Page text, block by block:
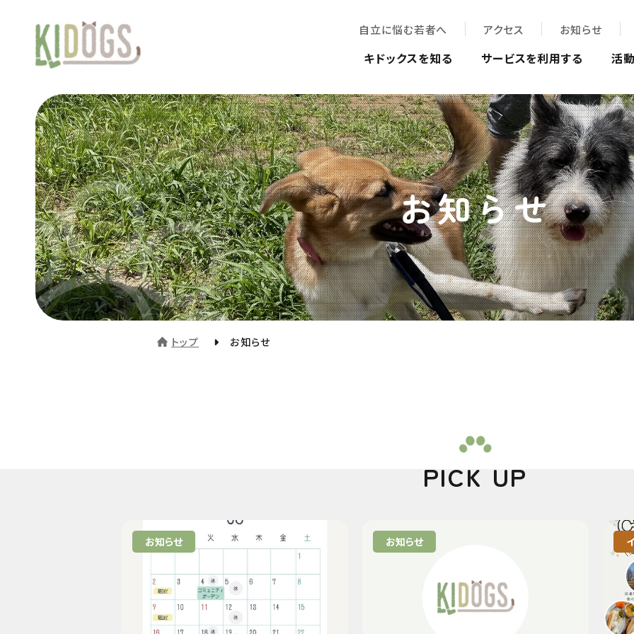
自立に悩む若者へ アクセス お知らせ
キドックスを知る サービスを利用する 活
お知らせ
トップ お知らせ
PICK UP
お知らせ お知らせ